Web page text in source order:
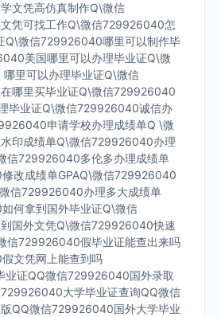
文凭高仿真制作Q\微信
凭可找工作Q\微信729926040怎
Q\微信729926040哪里可以制作毕
美国哪里可以办理毕业证Q\微
里可以办理毕业证Q\微信
哪里买毕业证Q\微信729926040
毕业证Q\微信729926040诚信办
申请学校办理成绩单Q \微
印成绩单Q\微信729926040办理
信729926040多伦多办理成绩单
改成绩单GPAQ\微信729926040
信729926040办理多大成绩单
何拿到国外毕业证Q\微信
国外文凭Q\微信729926040快速
信729926040假毕业证能查出来吗
文凭网上能查到吗
业证QQ微信729926040国外录取
大学毕业证查询QQ微信
QQ微信729926040国外大学毕业